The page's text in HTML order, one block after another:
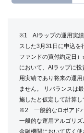
※1 AIラップの運用実績
スした3月31日に申込を
ファンドの買付約定日
において、AIラップに
用実績であり将来の運
ません。 リバランスは
施したと仮定して計算
※2 一般的なロボアド
一般的な運用アルゴリズ
金融機関において広く